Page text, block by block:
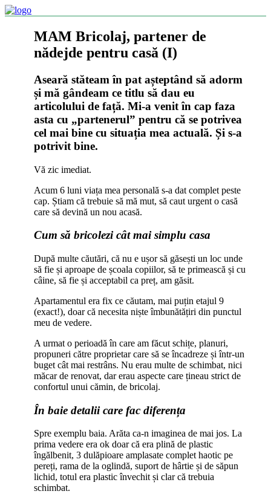
MAM Bricolaj, partener de
nădejde pentru casă (I)
Aseară stăteam în pat așteptând să adorm
și mă gândeam ce titlu să dau eu
articolului de față. Mi-a venit în cap faza
asta cu „partenerul” pentru că se potrivea
cel mai bine cu situația mea actuală. Și s-a
potrivit bine.
Vă zic imediat.
Acum 6 luni viața mea personală s-a dat complet peste
cap. Știam că trebuie să mă mut, să caut urgent o casă
care să devină un nou acasă.
Cum să bricolezi cât mai simplu casa
După multe căutări, că nu e ușor să găsești un loc unde
să fie și aproape de școala copiilor, să te primească și cu
câine, să fie și acceptabil ca preț, am găsit.
Apartamentul era fix ce căutam, mai puțin etajul 9
(exact!), doar că necesita niște îmbunătățiri din punctul
meu de vedere.
A urmat o perioadă în care am făcut schițe, planuri,
propuneri către proprietar care să se încadreze și într-un
buget cât mai restrâns. Nu erau multe de schimbat, nici
măcar de renovat, dar erau aspecte care țineau strict de
confortul unui cămin, de bricolaj.
În baie detalii care fac diferența
Spre exemplu baia. Arăta ca-n imaginea de mai jos. La
prima vedere era ok doar că era plină de plastic
îngălbenit, 3 dulăpioare amplasate complet haotic pe
pereți, rama de la oglindă, suport de hârtie și de săpun
lichid, totul era plastic învechit și clar că trebuia
schimbat.